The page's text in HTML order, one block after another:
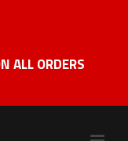
ALL ORDERS